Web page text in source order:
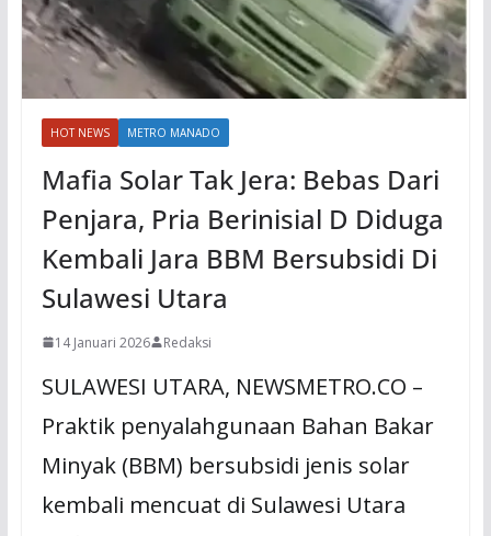
HOT NEWS METRO MANADO
Mafia Solar Tak Jera: Bebas Dari
Penjara, Pria Berinisial D Diduga
Kembali Jara BBM Bersubsidi Di
Sulawesi Utara
14 Januari 2026 Redaksi
SULAWESI UTARA, NEWSMETRO.CO –
Praktik penyalahgunaan Bahan Bakar
Minyak (BBM) bersubsidi jenis solar
kembali mencuat di Sulawesi Utara